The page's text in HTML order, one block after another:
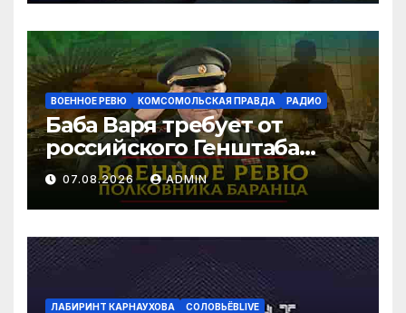
правда»
ВОЕННОЕ РЕВЮ КОМСОМОЛЬСКАЯ ПРАВДА РАДИО
Баба Варя требует от
российского Генштаба
стратегической операции
на Украине. Как быть? |
07.08.2026
07.08.2026 ADMIN
ЛАБИРИНТ КАРНАУХОВА СОЛОВЬЁВLIVE